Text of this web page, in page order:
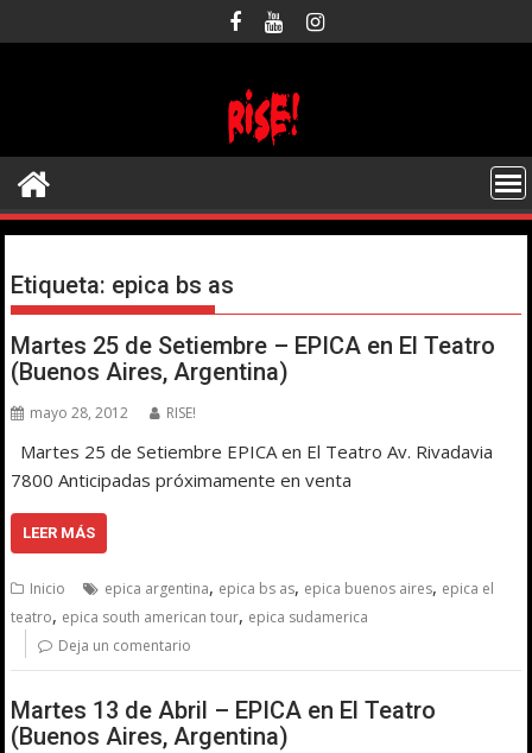
al
Etiqueta: epica bs as
Martes 25 de Setiembre – EPICA en El Teatro
(Buenos Aires, Argentina)
mayo 28, 2012 RISE!
Martes 25 de Setiembre EPICA en El Teatro Av. Rivadavia
7800 Anticipadas próximamente en venta
LEER MÁS
Inicio epica argentina, epica bs as, epica buenos aires, epica el
teatro, epica south american tour, epica sudamerica
Deja un comentario
Martes 13 de Abril – EPICA en El Teatro
(Buenos Aires, Argentina)